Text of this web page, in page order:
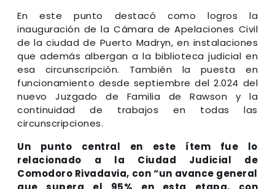
En este punto destacó como logros la
inauguración de la Cámara de Apelaciones Civil
de la ciudad de Puerto Madryn, en instalaciones
que además albergan a la biblioteca judicial en
esa circunscripción. También la puesta en
funcionamiento desde septiembre del 2.024 del
nuevo Juzgado de Familia de Rawson y la
continuidad de trabajos en todas las
circunscripciones.
Un punto central en este ítem fue lo
relacionado a la Ciudad Judicial de
Comodoro Rivadavia, con “un avance general